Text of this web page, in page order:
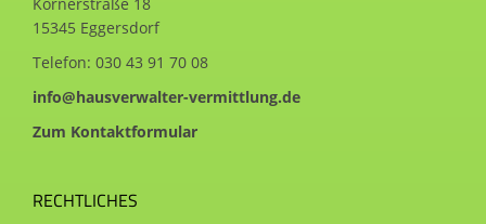
15345 Eggersdorf
Telefon: 030 43 91 70 08
info@hausverwalter-vermittlung.de
Zum Kontaktformular
RECHTLICHES